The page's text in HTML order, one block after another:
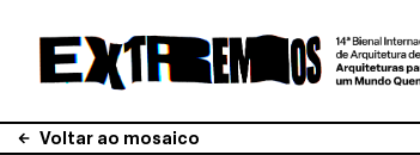
Voltar ao mosaico